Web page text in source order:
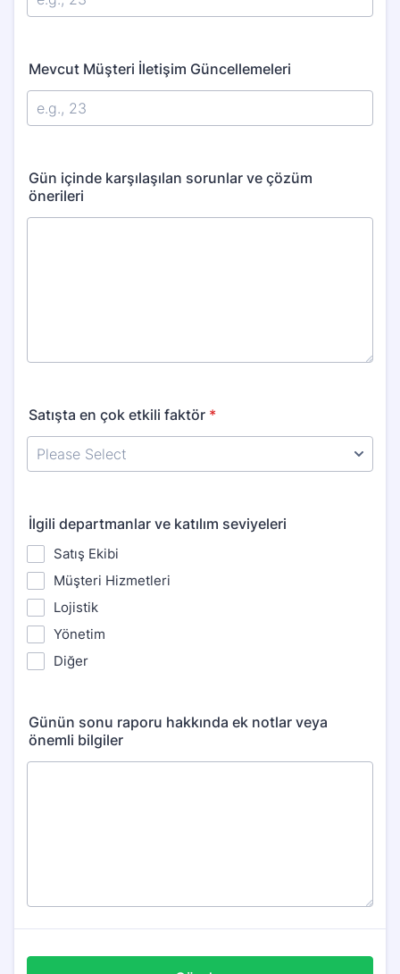
Mevcut Müşteri İletişim Güncellemeleri
Gün içinde karşılaşılan sorunlar ve çözüm
önerileri
Satışta en çok etkili faktör *
İlgili departmanlar ve katılım seviyeleri
Satış Ekibi
Müşteri Hizmetleri
Lojistik
Yönetim
Diğer
Günün sonu raporu hakkında ek notlar veya
önemli bilgiler